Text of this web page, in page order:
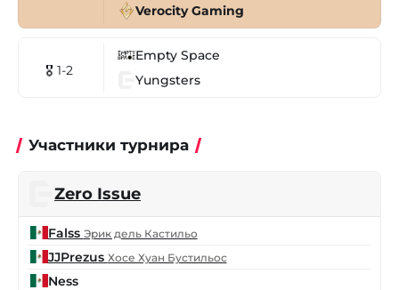
Verocity Gaming
🎖 1-2
Empty Space
Yungsters
Участники турнира
Zero Issue
Falss Эрик дель Кастильо
JJPrezus Хосе Хуан Бустильос
Ness